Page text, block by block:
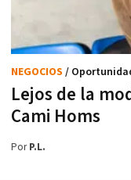
Lejos de la
Cami Homs
NEGOCIOS /
PorP.L.